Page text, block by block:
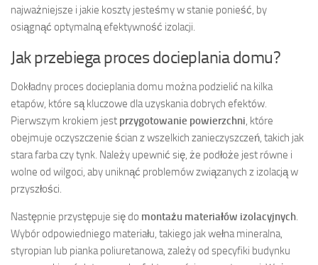
najważniejsze i jakie koszty jesteśmy w stanie ponieść, by
osiągnąć optymalną efektywność izolacji.
Jak przebiega proces docieplania domu?
Dokładny proces docieplania domu można podzielić na kilka
etapów, które są kluczowe dla uzyskania dobrych efektów.
Pierwszym krokiem jest przygotowanie powierzchni , które
obejmuje oczyszczenie ścian z wszelkich zanieczyszczeń, takich jak
stara farba czy tynk. Należy upewnić się, że podłoże jest równe i
wolne od wilgoci, aby uniknąć problemów związanych z izolacją w
przyszłości.
Następnie przystępuje się do montażu materiałów izolacyjnych
Wybór odpowiedniego materiału, takiego jak wełna mineralna,
styropian lub pianka poliuretanowa, zależy od specyfiki budynku